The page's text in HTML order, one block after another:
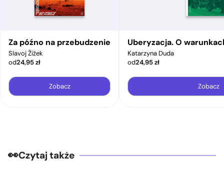
Za późno na przebudzenie
Slavoj Žižek
od24,95zł
Zobacz
Uberyzacja. O
Katarzyna Duda
od24,95zł
Zobacz
Czytaj także